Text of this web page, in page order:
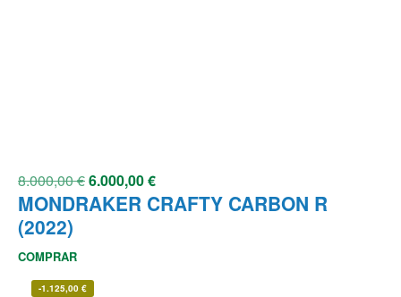
8.000,00€6.000,00€
MONDRAKER CRAFTY CARBON R
(2022)
COMPRAR
-1.125,00 €